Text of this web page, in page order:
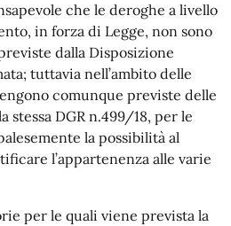
che le deroghe a livello
in forza di Legge, non sono
dalla Disposizione
tuttavia nell’ambito delle
comunque previste delle
stessa DGR n.499/18, per le
la possibilità al
l’appartenenza alle varie
per le quali viene prevista la